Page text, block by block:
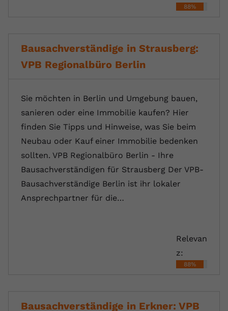
88%
Bausachverständige in Strausberg:
VPB Regionalbüro Berlin
Sie möchten in Berlin und Umgebung bauen,
sanieren oder eine Immobilie kaufen? Hier
finden Sie Tipps und Hinweise, was Sie beim
Neubau oder Kauf einer Immobilie bedenken
sollten. VPB Regionalbüro Berlin - Ihre
Bausachverständigen für Strausberg Der VPB-
Bausachverständige Berlin ist ihr lokaler
Ansprechpartner für die…
Relevan
z:
88%
Bausachverständige in Erkner: VPB